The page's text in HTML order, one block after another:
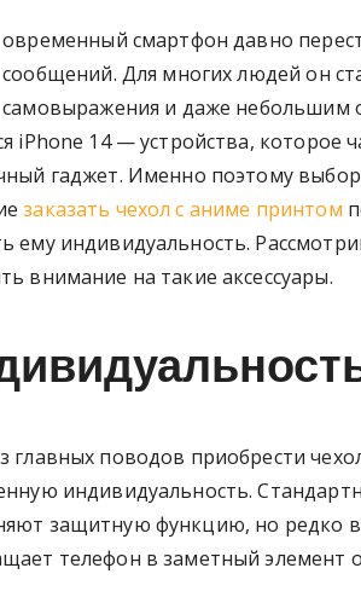
овременный смартфон давно
сообщений. Для многих людей он
самовыражения и даже небольшим
iPhone 14 — устройства, которое
гаджет. Именно поэтому
заказать чехол с аниме принтом
ему индивидуальность.
внимание на такие аксессуары.
главных поводов приобрести
индивидуальность.
защитную функцию, но редко
телефон в заметный элемент